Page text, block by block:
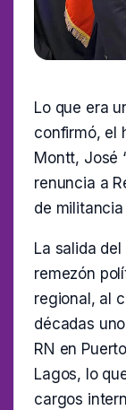
Lo que era
confirmó, el
Montt, José
renuncia a
de
La salida
remezón
regional, al
décadas
RN en
Lagos, lo
cargos